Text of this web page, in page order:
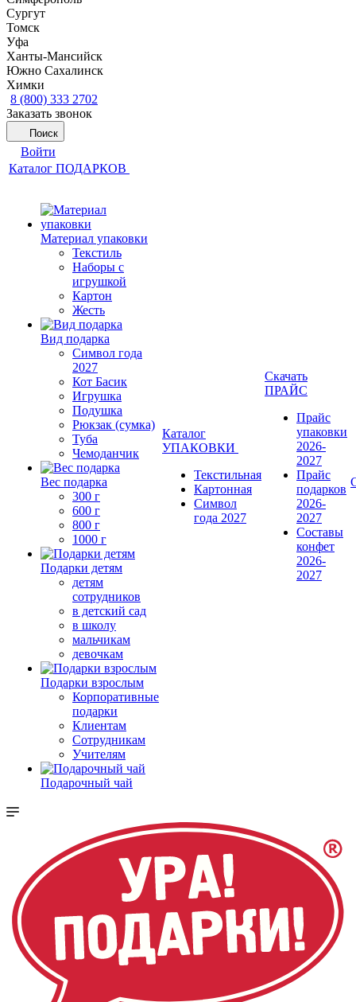
Сургут
Томск
Уфа
Ханты-Мансийск
Южно Сахалинск
Химки
8 (800) 333 2702
Заказать звонок
Поиск
Войти
Каталог ПОДАРКОВ
Материал упаковки
Текстиль
Наборы с
игрушкой
Картон
Жесть
Вид подарка
Символ года
2027
Кот Басик
Игрушка
Подушка
Рюкзак (сумка)
Туба
Чемоданчик
Вес подарка
300 г
600 г
800 г
1000 г
Подарки детям
детям
сотрудников
в детский сад
в школу
мальчикам
девочкам
Подарки взрослым
Корпоративные
подарки
Клиентам
Сотрудникам
Учителям
Подарочный чай
Каталог
УПАКОВКИ
Текстильная
Картонная
Символ
года 2027
Скачать
ПРАЙС
Прайс
упаковки
2026-
2027
Прайс
подарков
2026-
2027
Составы
конфет
2026-
2027